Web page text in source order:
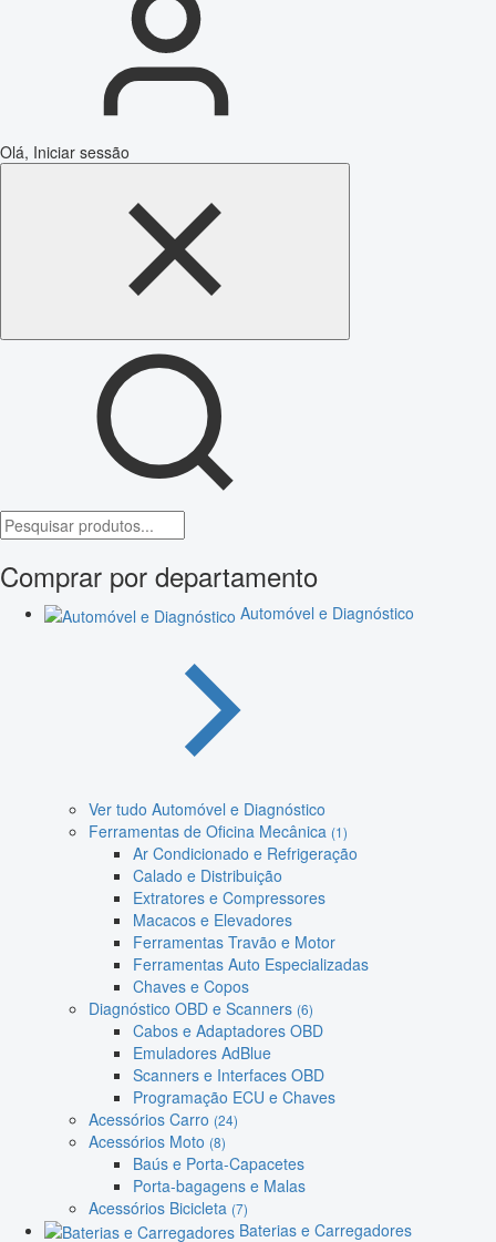
Olá, Iniciar sessão
Comprar por departamento
Automóvel e Diagnóstico
Ver tudo Automóvel e Diagnóstico
Ferramentas de Oficina Mecânica (1)
Ar Condicionado e Refrigeração
Calado e Distribuição
Extratores e Compressores
Macacos e Elevadores
Ferramentas Travão e Motor
Ferramentas Auto Especializadas
Chaves e Copos
Diagnóstico OBD e Scanners (6)
Cabos e Adaptadores OBD
Emuladores AdBlue
Scanners e Interfaces OBD
Programação ECU e Chaves
Acessórios Carro (24)
Acessórios Moto (8)
Baús e Porta-Capacetes
Porta-bagagens e Malas
Acessórios Bicicleta (7)
Baterias e Carregadores